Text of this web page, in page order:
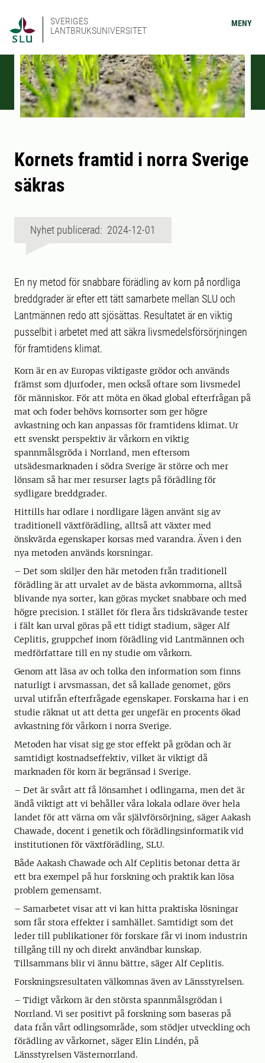
SVERIGES
LANTBRUKSUNIVERSITET
MENY
Kornets framtid i norra Sverige
säkras
Nyhet publicerad: 2024-12-01
En ny metod för snabbare förädling av korn på nordliga
breddgrader är efter ett tätt samarbete mellan SLU och
Lantmännen redo att sjösättas. Resultatet är en viktig
pusselbit i arbetet med att säkra livsmedelsförsörjningen
för framtidens klimat.
Korn är en av Europas viktigaste grödor och används
främst som djurfoder, men också oftare som livsmedel
för människor. För att möta en ökad global efterfrågan på
mat och foder behövs kornsorter som ger högre
avkastning och kan anpassas för framtidens klimat. Ur
ett svenskt perspektiv är vårkorn en viktig
spannmålsgröda i Norrland, men eftersom
utsädesmarknaden i södra Sverige är större och mer
lönsam så har mer resurser lagts på förädling för
sydligare breddgrader.
Hittills har odlare i nordligare lägen använt sig av
traditionell växtförädling, alltså att växter med
önskvärda egenskaper korsas med varandra. Även i den
nya metoden används korsningar.
– Det som skiljer den här metoden från traditionell
förädling är att urvalet av de bästa avkommorna, alltså
blivande nya sorter, kan göras mycket snabbare och med
högre precision. I stället för flera års tidskrävande tester
i fält kan urval göras på ett tidigt stadium, säger Alf
Ceplitis, gruppchef inom förädling vid Lantmännen och
medförfattare till en ny studie om vårkorn.
Genom att läsa av och tolka den information som finns
naturligt i arvsmassan, det så kallade genomet, görs
urval utifrån efterfrågade egenskaper. Forskarna har i en
studie räknat ut att detta ger ungefär en procents ökad
avkastning för vårkorn i norra Sverige.
Metoden har visat sig ge stor effekt på grödan och är
samtidigt kostnadseffektiv, vilket är viktigt då
marknaden för korn är begränsad i Sverige.
– Det är svårt att få lönsamhet i odlingarna, men det är
ändå viktigt att vi behåller våra lokala odlare över hela
landet för att värna om vår självförsörjning, säger Aakash
Chawade, docent i genetik och förädlingsinformatik vid
institutionen för växtförädling, SLU.
Både Aakash Chawade och Alf Ceplitis betonar detta är
ett bra exempel på hur forskning och praktik kan lösa
problem gemensamt.
– Samarbetet visar att vi kan hitta praktiska lösningar
som får stora effekter i samhället. Samtidigt som det
leder till publikationer för forskare får vi inom industrin
tillgång till ny och direkt användbar kunskap.
Tillsammans blir vi ännu bättre, säger Alf Ceplitis.
Forskningsresultaten välkomnas även av Länsstyrelsen.
– Tidigt vårkorn är den största spannmålsgrödan i
Norrland. Vi ser positivt på forskning som baseras på
data från vårt odlingsområde, som stödjer utveckling och
förädling av vårkornet, säger Elin Lindén, på
Länsstyrelsen Västernorrland.